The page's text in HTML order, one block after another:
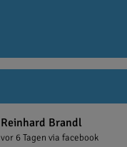
Reinhard Brandl
vor 6 Tagen via facebook